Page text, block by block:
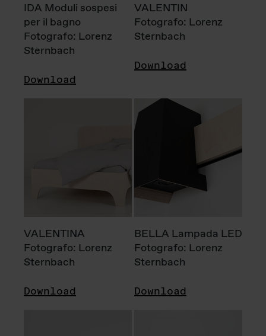
IDA Moduli sospesi
per il bagno
Fotografo: Lorenz
Sternbach
Download
VALENTIN
Fotografo: Lorenz
Sternbach
Download
VALENTINA
Fotografo: Lorenz
Sternbach
Download
BELLA Lampada LED
Fotografo: Lorenz
Sternbach
Download